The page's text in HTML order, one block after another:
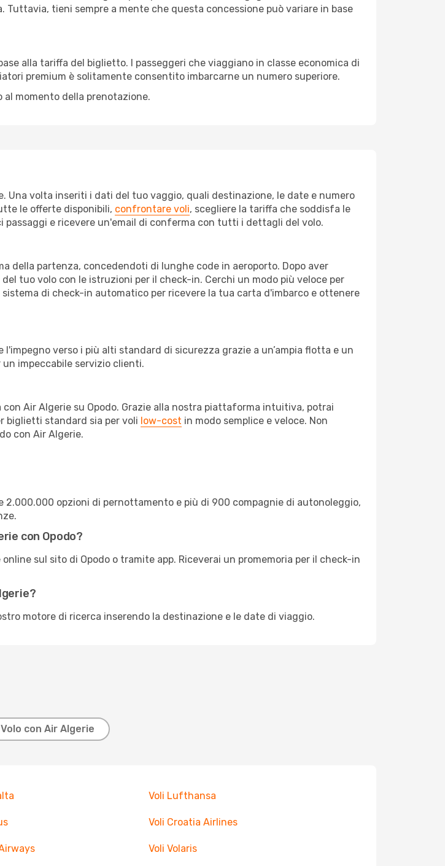
tieni sempre a mente che questa concessione può variare in base
alla tariffa del biglietto. I passeggeri che viaggiano in classe economica di
premium è solitamente consentito imbarcarne un numero superiore.
momento della prenotazione.
Una volta inseriti i dati del tuo vaggio, quali destinazione, le date e numero
le offerte disponibili, confrontare voli, scegliere la tariffa che soddisfa le
e ricevere un'email di conferma con tutti i dettagli del volo.
della partenza, concedendoti di lunghe code in aeroporto. Dopo aver
tuo volo con le istruzioni per il check-in. Cerchi un modo più veloce per
di check-in automatico per ricevere la tua carta d'imbarco e ottenere
verso i più alti standard di sicurezza grazie a un’ampia flotta e un
impeccabile servizio clienti.
Air Algerie su Opodo. Grazie alla nostra piattaforma intuitiva, potrai
biglietti standard sia per voli low-cost in modo semplice e veloce. Non
con Air Algerie.
opzioni di pernottamento e più di 900 compagnie di autonoleggio,
con Opodo?
sul sito di Opodo o tramite app. Riceverai un promemoria per il check-in
motore di ricerca inserendo la destinazione e le date di viaggio.
Volo con Air Algerie
Voli Lufthansa
Voli Croatia Airlines
Voli Volaris